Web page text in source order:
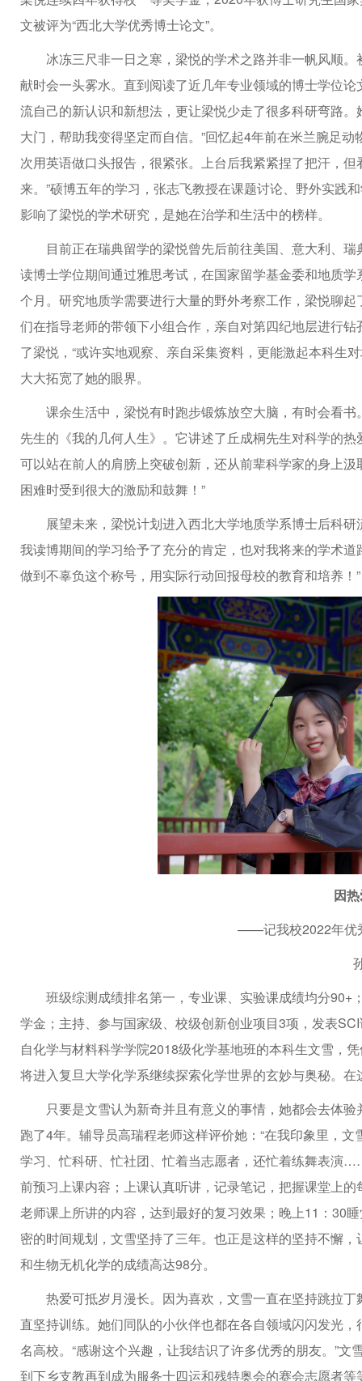
文被评为“西北大学优秀博士论文”。
冰冻三尺非一日之寒，梁悦的学术之路并非一帆风顺
献时会一头雾水。直到阅读了近几年专业领域的博士学位
流自己的新认识和新想法，更让梁悦少走了很多科研弯路
大门，帮助我变得坚定而自信。”回忆起4年前在米兰腕足
次用英语做口头报告，很紧张。上台后我紧紧捏了把汗，
来。”硕博五年的学习，张志飞教授在课题讨论、野外实践
影响了梁悦的学术研究，是她在治学和生活中的榜样。
目前正在瑞典留学的梁悦曾先后前往美国、意大利、
读博士学位期间通过雅思考试，在国家留学基金委和地质
个月。研究地质学需要进行大量的野外考察工作，梁悦聊
们在指导老师的带领下小组合作，亲自对第四纪地层进行
了梁悦，“或许实地观察、亲自采集资料，更能激起本科生
大大拓宽了她的眼界。
课余生活中，梁悦有时跑步锻炼放空大脑，有时会看
先生的《我的几何人生》。它讲述了丘成桐先生对科学的
可以站在前人的肩膀上突破创新，还从前辈科学家的身上
困难时受到很大的激励和鼓舞！”
展望未来，梁悦计划进入西北大学地质学系博士后科
我读博期间的学习给予了充分的肯定，也对我将来的学术
做到不辜负这个称号，用实际行动回报母校的教育和培养！”
因
——记我校2022年优
班级综测成绩排名第一，专业课、实验课成绩均分
学金；主持、参与国家级、校级创新创业项目3项，发表
自化学与材料科学学院2018级化学基地班的本科生文雪，
将进入复旦大学化学系继续探索化学世界的玄妙与奥秘。
只要是文雪认为新奇并且有意义的事情，她都会去体
跑了4年。辅导员高瑞程老师这样评价她：“在我印象里，
学习、忙科研、忙社团、忙着当志愿者，还忙着练舞表演
前预习上课内容；上课认真听讲，记录笔记，把握课堂上
老师课上所讲的内容，达到最好的复习效果；晚上11：30
密的时间规划，文雪坚持了三年。也正是这样的坚持不懈
和生物无机化学的成绩高达98分。
热爱可抵岁月漫长。因为喜欢，文雪一直在坚持跳拉
直坚持训练。她们同队的小伙伴也都在各自领域闪闪发光
名高校。“感谢这个兴趣，让我结识了许多优秀的朋友。”
到下乡支教再到成为服务十四运和残特奥会的赛会志愿者